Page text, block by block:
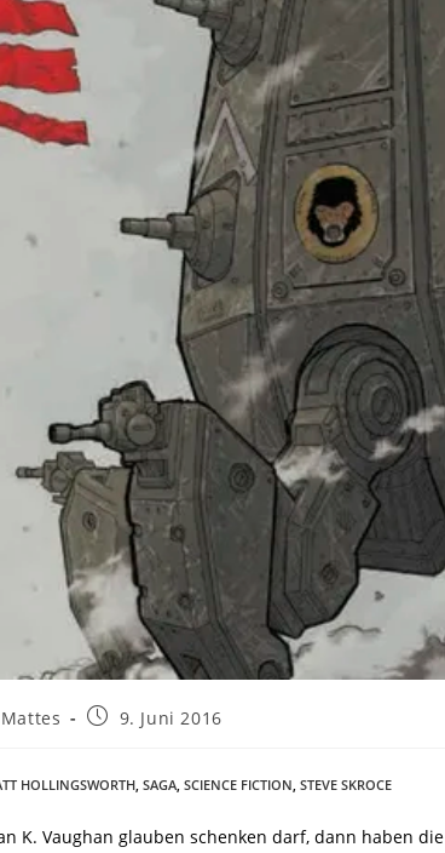
Mattes 9. Juni 2016
HOLLINGSWORTH SAGA SCIENCE FICTION STEVE SKROCE
Vaughan glauben schenken darf, dann haben